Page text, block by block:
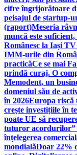
cifre îngrijorătoare
peisajul de startup-
(raport)Meseria
muncă este
Românesc la Iași
IMM-urile din
practicăCe se mai
prindă curaj. O
Memodent, un
domeniul său de
în 2026Europa riscă
crește investițiile în
poate UE să
tuturor acordurilor”
înțelegerea
mondialăDoar 22%